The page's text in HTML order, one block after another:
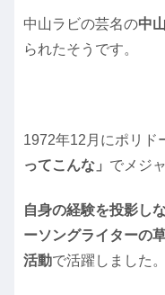
中山ラビの芸名の中山
られたそうです。
1972年12月にポリド
ってこんな」 でメジ
自身の経験を投影し
ーソングライターの
活動で活躍しました。